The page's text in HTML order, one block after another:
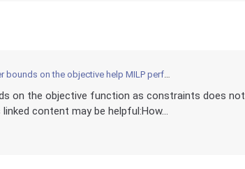
on the objective help MILP performance?
on the objective function as constraints does not
content may be helpful:How...